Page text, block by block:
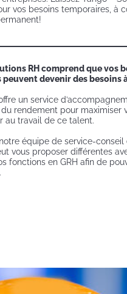
vos besoins temporaires, à
RH comprend que vos
devenir des besoins
un service
rendement pour maximiser
au travail de ce talent.
équipe de service-
vous proposer différentes
fonctions en GRH afin de